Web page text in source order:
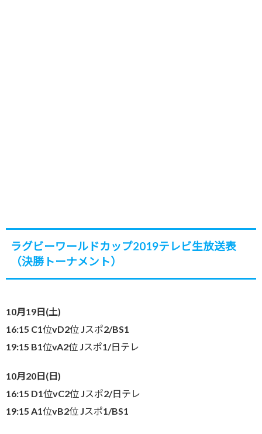
ラグビーワールドカップ2019テレビ生放送表
（決勝トーナメント）
10月19日(土)
16:15 C1位vD2位 Jスポ2/BS1
19:15 B1位vA2位 Jスポ1/日テレ
10月20日(日)
16:15 D1位vC2位 Jスポ2/日テレ
19:15 A1位vB2位 Jスポ1/BS1